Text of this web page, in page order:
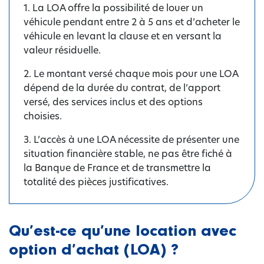
1. La LOA offre la possibilité de louer un
véhicule pendant entre 2 à 5 ans et d’acheter le
véhicule en levant la clause et en versant la
valeur résiduelle.
2. Le montant versé chaque mois pour une LOA
dépend de la durée du contrat, de l’apport
versé, des services inclus et des options
choisies.
3. L’accès à une LOA nécessite de présenter une
situation financière stable, ne pas être fiché à
la Banque de France et de transmettre la
totalité des pièces justificatives.
Qu’est-ce qu’une location avec
option d’achat (LOA) ?